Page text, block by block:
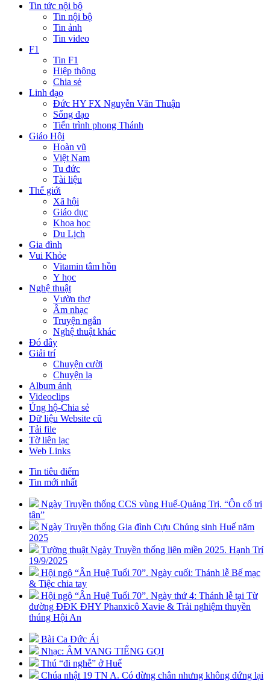
Tin tức nội bộ
Tin nội bộ
Tin ảnh
Tin video
F1
Tin F1
Hiệp thông
Chia sẻ
Linh đạo
Đức HY FX Nguyễn Văn Thuận
Sống đạo
Tiến trình phong Thánh
Giáo Hội
Hoàn vũ
Việt Nam
Tu đức
Tài liệu
Thế giới
Xã hội
Giáo dục
Khoa học
Du Lịch
Gia đình
Vui Khỏe
Vitamin tâm hồn
Y học
Nghệ thuật
Vườn thơ
Âm nhạc
Truyện ngắn
Nghệ thuật khác
Đó đây
Giải trí
Chuyện cười
Chuyện lạ
Album ảnh
Videoclips
Ủng hộ-Chia sẻ
Dữ liệu Website cũ
Tải file
Tờ liên lạc
Web Links
Tin tiêu điểm
Tin mới nhất
Ngày Truyền thống CCS vùng Huế-Quảng Trị. “Ôn cố tri
tân”
Ngày Truyền thống Gia đình Cựu Chủng sinh Huế năm
2025
Tường thuật Ngày Truyền thống liên miền 2025. Hạnh Trí
19/9/2025
Hội ngộ “Ân Huệ Tuổi 70”. Ngày cuối: Thánh lễ Bế mạc
& Tiệc chia tay
Hội ngộ “Ân Huệ Tuổi 70”. Ngày thứ 4: Thánh lễ tại Từ
đường ĐĐK ĐHY Phanxicô Xavie & Trải nghiệm thuyền
thúng Hội An
Bài Ca Đức Ái
Nhạc: ÂM VANG TIẾNG GỌI
Thú “đi nghễ” ở Huế
Chúa nhật 19 TN A. Có dừng chân nhưng không đứng lại